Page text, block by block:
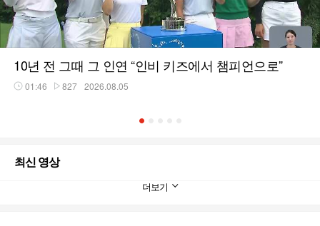
10년 전 그때 그 인연 “인비 키즈에서 챔피언으로”
01:46 827 2026.08.05
최신 영상
더보기